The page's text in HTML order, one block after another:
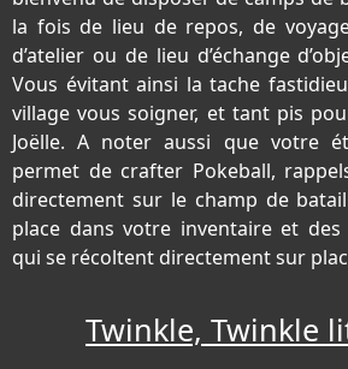
la fois de lieu de repos, de
d’atelier ou de lieu d’échange
Vous évitant ainsi la tache
village vous soigner, et tant pis
Joëlle. A noter aussi que votre
permet de crafter Pokeball,
directement sur le champ de
place dans votre inventaire et
qui se récoltent directement sur
Twinkle, Twinkle